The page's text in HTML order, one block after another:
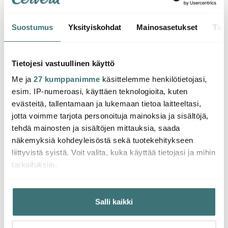
Suostumus Yksityiskohdat Mainosasetukset
Tietojesi vastuullinen käyttö
Me ja 27 kumppanimme käsittelemme henkilötietojasi,
esim. IP-numeroasi, käyttäen teknologioita, kuten
evästeitä, tallentamaan ja lukemaan tietoa laitteeltasi,
jotta voimme tarjota personoituja mainoksia ja sisältöjä,
tehdä mainosten ja sisältöjen mittauksia, saada
näkemyksiä kohdeyleisöstä sekä tuotekehitykseen
liittyvistä syistä. Voit valita, kuka käyttää tietojasi ja mihin
tarkoituksiin.
Jos sallit, haluamme myös tehdä seuraavia:
Kerätä tietoja maantieteellisestä sijainnistasi,
mahdollisesti muutaman metrin tarkkuudella
Salli kaikki
Piccolo Kulho 50 cl
17.39 € 31.00 €
Saatavilla
Piccolo Kulho 50 cl
31.00 €
Saatavilla
Saatat pitää myös näistä
Löytönurkka